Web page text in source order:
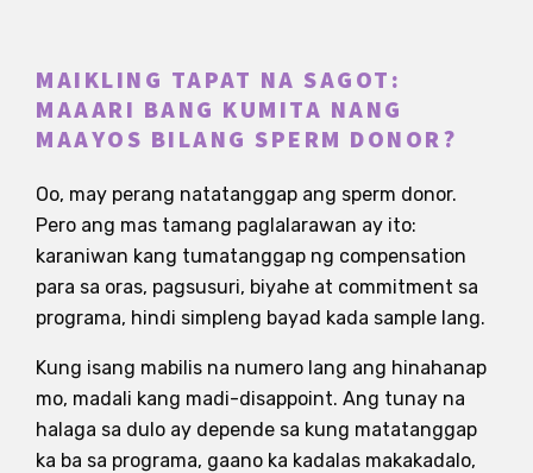
MAIKLING TAPAT NA SAGOT:
MAAARI BANG KUMITA NANG
MAAYOS BILANG SPERM DONOR?
Oo, may perang natatanggap ang sperm donor.
Pero ang mas tamang paglalarawan ay ito:
karaniwan kang tumatanggap ng compensation
para sa oras, pagsusuri, biyahe at commitment sa
programa, hindi simpleng bayad kada sample lang.
Kung isang mabilis na numero lang ang hinahanap
mo, madali kang madi-disappoint. Ang tunay na
halaga sa dulo ay depende sa kung matatanggap
ka ba sa programa, gaano ka kadalas makakadalo,